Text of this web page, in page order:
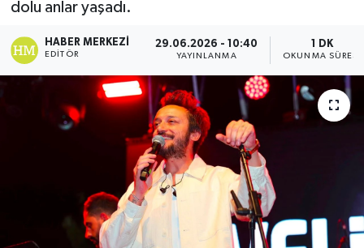
dolu anlar yaşadı.
HABER MERKEZI
EDITÖR
29.06.2026 - 10:40
YAYINLANMA
1 DK
OKUNMA SÜRESI
Gündem
İlçe Haberleri